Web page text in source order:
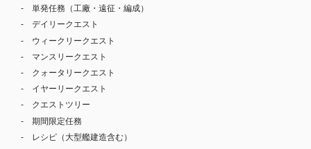
単発任務（工廠・遠征・編成）
デイリークエスト
ウィークリークエスト
マンスリークエスト
クォータリークエスト
イヤーリークエスト
クエストツリー
期間限定任務
レシピ（大型艦建造含む）